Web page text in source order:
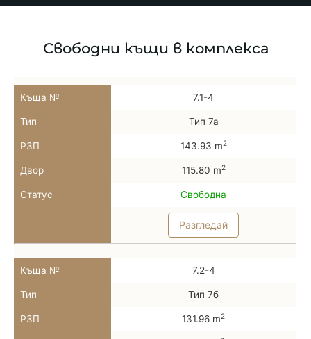
Свободни къщи в комплекса
Къща № 7.1-4
Тип Тип 7а
РЗП 143.93 m2
Двор 115.80 m2
Статус Свободна
Разгледай
Къща № 7.2-4
Тип Тип 7б
РЗП 131.96 m2